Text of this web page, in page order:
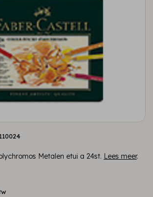
Metalen etui a 24st. Lees meer.